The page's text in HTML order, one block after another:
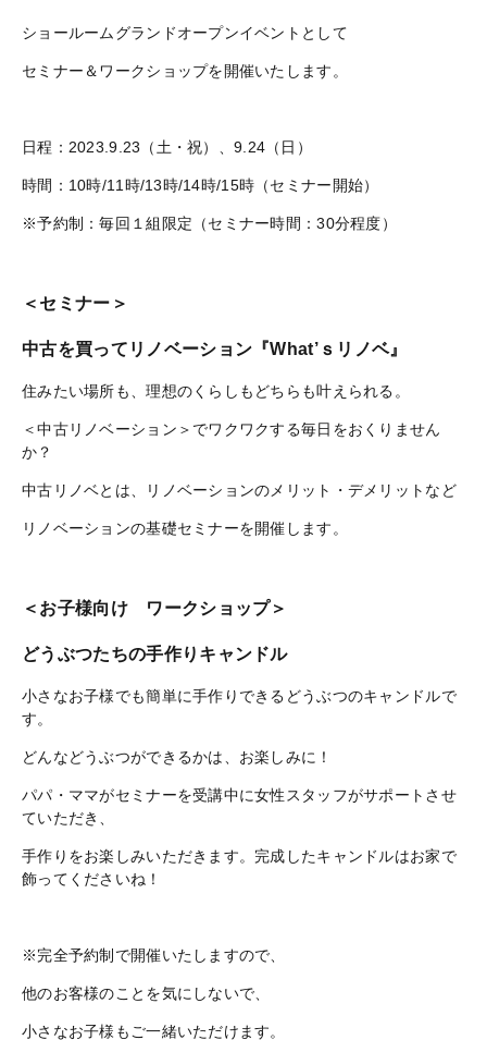
ショールームグランドオープンイベントとして
セミナー＆ワークショップを開催いたします。
日程：2023.9.23（土・祝）、9.24（日）
時間：10時/11時/13時/14時/15時（セミナー開始）
※予約制：毎回１組限定（セミナー時間：30分程度）
＜セミナー＞
中古を買ってリノベーション『What’ｓリノベ』
住みたい場所も、理想のくらしもどちらも叶えられる。
＜中古リノベーション＞でワクワクする毎日をおくりません
か？
中古リノベとは、リノベーションのメリット・デメリットなど
リノベーションの基礎セミナーを開催します。
＜お子様向け ワークショップ＞
どうぶつたちの手作りキャンドル
小さなお子様でも簡単に手作りできるどうぶつのキャンドルで
す。
どんなどうぶつができるかは、お楽しみに！
パパ・ママがセミナーを受講中に女性スタッフがサポートさせ
ていただき、
手作りをお楽しみいただきます。完成したキャンドルはお家で
飾ってくださいね！
※完全予約制で開催いたしますので、
他のお客様のことを気にしないで、
小さなお子様もご一緒いただけます。